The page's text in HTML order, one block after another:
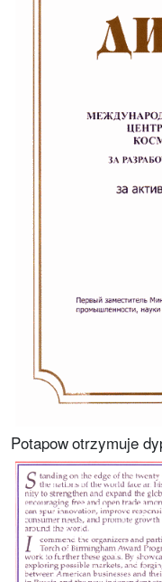
Potapow otrzymuje